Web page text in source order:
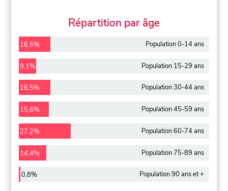
Répartition par âge
16,5% Population 0-14 ans
9,1% Population 15-29 ans
16,5% Population 30-44 ans
15,6% Population 45-59 ans
27,2% Population 60-74 ans
14,4% Population 75-89 ans
0,8% Population 90 ans et +